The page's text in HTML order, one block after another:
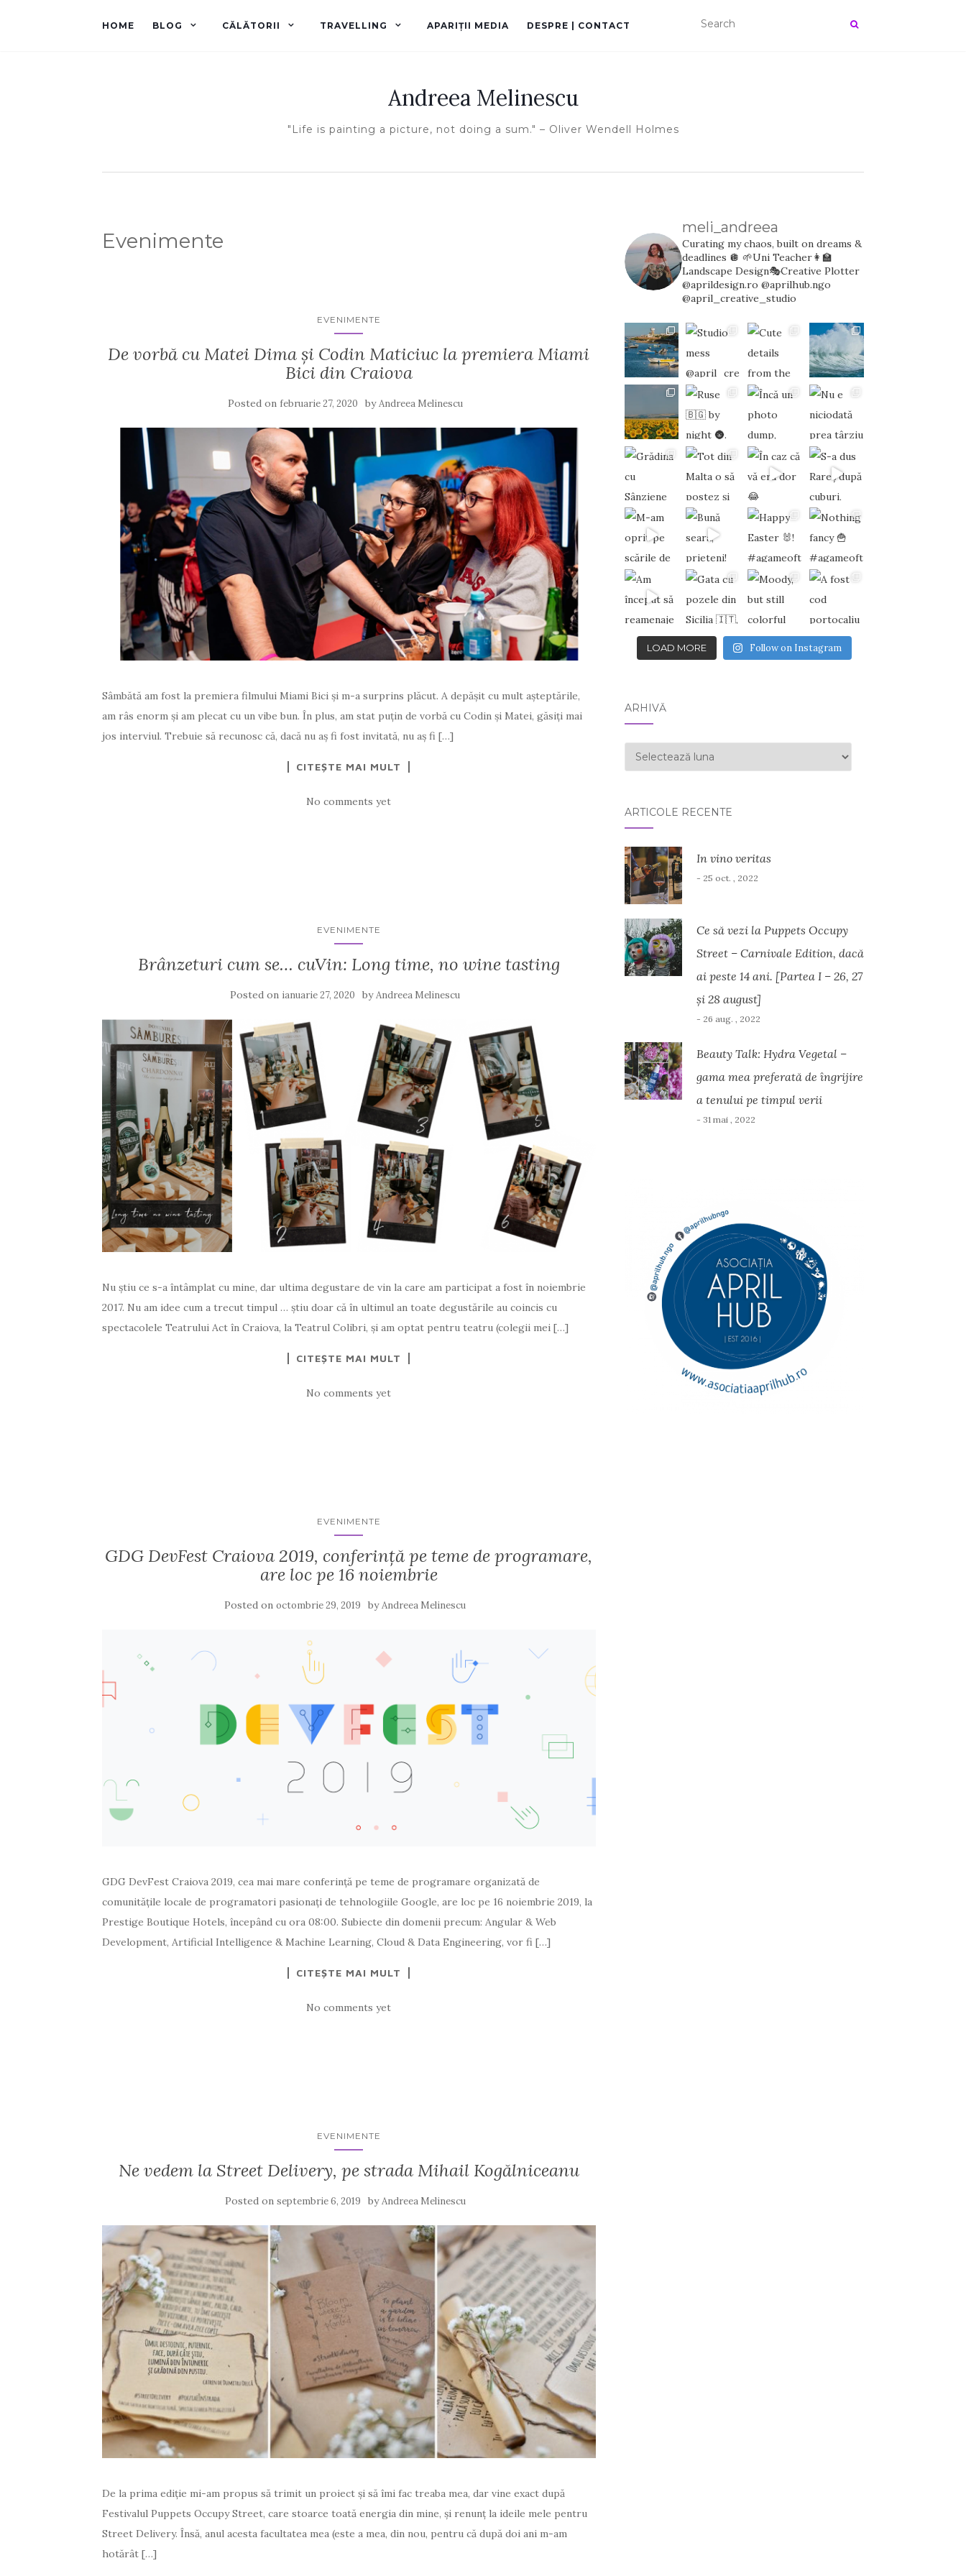
HOME BLOG CĂLĂTORII TRAVELLING APARIȚII MEDIA DESPRE | CONTACT
Andreea Melinescu
"Life is painting a picture, not doing a sum." – Oliver Wendell Holmes
Evenimente
EVENIMENTE
De vorbă cu Matei Dima și Codin Maticiuc la premiera Miami
Bici din Craiova
Posted on februarie 27, 2020 byAndreea Melinescu
Sâmbătă am fost la premiera filmului Miami Bici și m-a surprins plăcut. A depășit cu mult așteptările,
am râs enorm și am plecat cu un vibe bun. În plus, am stat puțin de vorbă cu Codin și Matei, găsiți mai
jos interviul. Trebuie să recunosc că, dacă nu aș fi fost invitată, nu aș fi […]
CITEȘTE MAI MULT
No comments yet
EVENIMENTE
Brânzeturi cum se… cuVin: Long time, no wine tasting
Posted on ianuarie 27, 2020 byAndreea Melinescu
Nu știu ce s-a întâmplat cu mine, dar ultima degustare de vin la care am participat a fost în noiembrie
2017. Nu am idee cum a trecut timpul … știu doar că în ultimul an toate degustările au coincis cu
spectacolele Teatrului Act în Craiova, la Teatrul Colibri, și am optat pentru teatru (colegii mei […]
CITEȘTE MAI MULT
No comments yet
EVENIMENTE
GDG DevFest Craiova 2019, conferinţă pe teme de programare,
are loc pe 16 noiembrie
Posted onoctombrie 29, 2019 byAndreea Melinescu
GDG DevFest Craiova 2019, cea mai mare conferință pe teme de programare organizată de
comunitățile locale de programatori pasionați de tehnologiile Google, are loc pe 16 noiembrie 2019, la
Prestige Boutique Hotels, începând cu ora 08:00. Subiecte din domenii precum: Angular & Web
Development, Artificial Intelligence & Machine Learning, Cloud & Data Engineering, vor fi […]
CITEȘTE MAI MULT
No comments yet
EVENIMENTE
Ne vedem la Street Delivery, pe strada Mihail Kogălniceanu
Posted on septembrie 6, 2019 byAndreea Melinescu
De la prima ediție mi-am propus să trimit un proiect și să îmi fac treaba mea, dar vine exact după
Festivalul Puppets Occupy Street, care stoarce toată energia din mine, și renunț la ideile mele pentru
Street Delivery. Însă, anul acesta facultatea mea (este a mea, din nou, pentru că după doi ani m-am
hotărât […]
meli_andreea
Curating my chaos, built on dreams &
deadlines 🪩 🌱Uni Teacher👩‍🏫
Landscape Design🎭Creative Plotter
@aprildesign.ro @aprilhub.ngo
@april_creative_studio
LOAD MORE Follow on Instagram
ARHIVĂ
ARHIVĂ
ARTICOLE RECENTE
In vino veritas
- 25 oct. , 2022
Ce să vezi la Puppets Occupy
Street – Carnivale Edition, dacă
ai peste 14 ani. [Partea I – 26, 27
și 28 august]
- 26 aug. , 2022
Beauty Talk: Hydra Vegetal –
gama mea preferată de îngrijire
a tenului pe timpul verii
- 31 mai , 2022